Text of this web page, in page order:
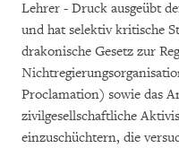
Lehrer - Druck ausgeübt
und hat selektiv kritische
drakonische Gesetz zur
Proclamation) sowie das
zivilgesellschaftliche
einzuschüchtern, die